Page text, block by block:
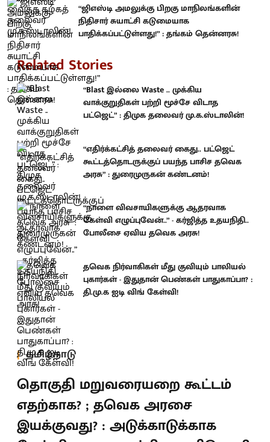
“ஜிஎஸ்டி அமலுக்கு பிறகு மாநிலங்களின்
நிதிசார் சுயாட்சி கடுமையாக
பாதிக்கப்பட்டுள்ளது!” : தங்கம் தென்னரசு!
Related Stories
“Blast இல்லை Waste .. முக்கிய
வாக்குறுதிகள் பற்றி மூச்சே விடாத
பட்ஜெட்” : திமுக தலைவர் மு.க.ஸ்டாலின்!
“எதிர்க்கட்சித் தலைவர் கைது.. பட்ஜெட்
கூட்டத்தொடருக்குப் பயந்த பாசிச தவெக
அரசு” : துரைமுருகன் கண்டனம்!
“நாளை விவசாயிகளுக்கு ஆதரவாக
கேள்வி எழுப்புவேன்..” - கர்ஜித்த உதயநிதி..
போலீசை ஏவிய தவெக அரசு!
தவெக நிர்வாகிகள் மீது குவியும் பாலியல்
புகார்கள் - இதுதான் பெண்கள் பாதுகாப்பா? :
தி.மு.க ஐடி விங் கேள்வி!
தமிழ்நாடு
தொகுதி மறுவரையறை கூட்டம்
எதற்காக? ; தவெக அரசை
இயக்குவது? : அடுக்காடுக்காக